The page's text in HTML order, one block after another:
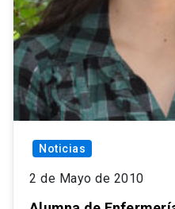
Noticias
2 de Mayo de 2010